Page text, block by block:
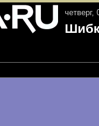
четверг,